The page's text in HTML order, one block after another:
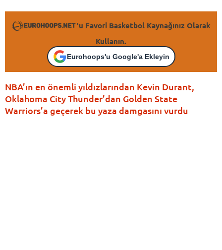
'u Favori Basketbol Kaynağınız Olarak
Kullanın.
Eurohoops'u Google'a Ekleyin
NBA’ın en önemli yıldızlarından Kevin Durant,
Oklahoma City Thunder’dan Golden State
Warriors’a geçerek bu yaza damgasını vurdu